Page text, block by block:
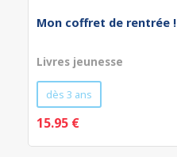
Mon coffret de rentrée !
Livres jeunesse
dès 3 ans
15.95 €